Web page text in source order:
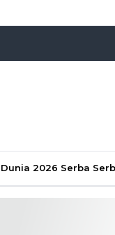
2026 Serba